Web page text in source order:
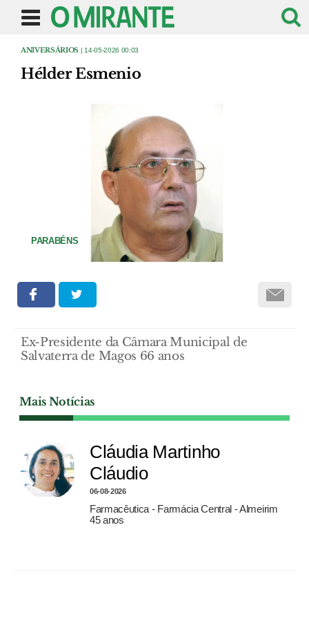
ANIVERSÁRIOS | 14-05-2026 00:03
Hélder Esmenio
PARABÉNS
Ex-Presidente da Câmara Municipal de
Salvaterra de Magos 66 anos
Mais Notícias
Cláudia Martinho
Cláudio
06-08-2026
Farmacêutica - Farmácia Central - Almeirim
45 anos